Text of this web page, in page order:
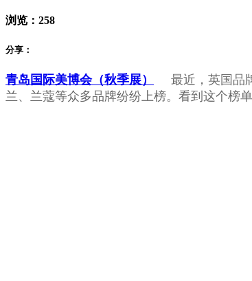
浏览： 258
分享：
青岛国际美博会（秋季展） 最近，英国品牌
兰、兰蔻等众多品牌纷纷上榜。看到这个榜